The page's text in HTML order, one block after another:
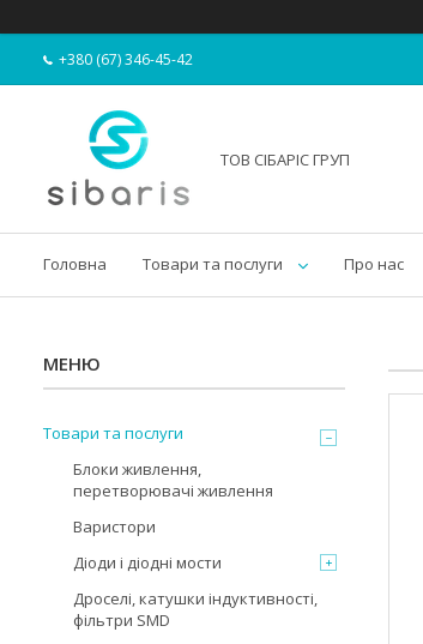
+380 (67) 346-45-42
ТОВ СІБАРІС ГРУП
Головна Товари та послуги Про нас
Товари та послуги
Блоки живлення,
перетворювачі живлення
Варистори
Діоди і діодні мости
Дроселі, катушки індуктивності,
фільтри SMD